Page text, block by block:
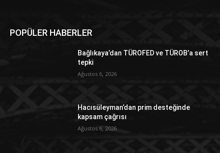
POPÜLER HABERLER
Bağlıkaya’dan TÜROFED ve TÜROB’a sert
tepki
Ağustos 6, 2026
Hacısüleyman’dan prim desteğinde
kapsam çağrısı
Ağustos 6, 2026